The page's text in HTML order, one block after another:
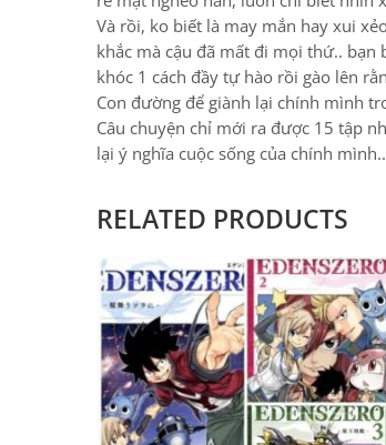
Và rồi, ko biết là may mắn hay xui
khắc mà cậu đã mất đi mọi thứ.. bạn
khóc 1 cách đầy tự hào rồi gào lên
Con đường để giành lại chính mình
Câu chuyện chỉ mới ra được 15 tập
lại ý nghĩa cuộc sống của chính
RELATED PRODUCTS